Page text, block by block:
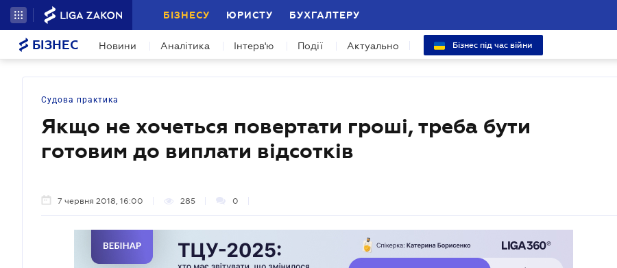
БІЗНЕСУ ЮРИСТУ БУХГАЛТЕРУ
БІЗНЕС Новини Аналітика Інтерв'ю Події Актуально Бізнес під час війни
Судова практика
Якщо не хочеться повертати гроші, треба бути
готовим до виплати відсотків
7 червня 2018, 16:00 285 0